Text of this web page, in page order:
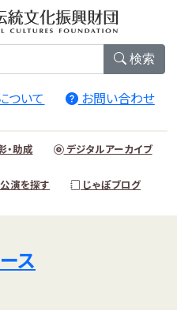
検索
ついて お問い合わせ
・助成 デジタルアーカイブ
公演を探す じゃぽブログ
ス